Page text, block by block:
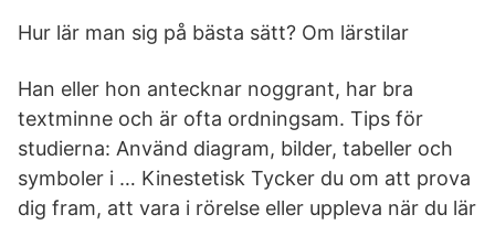
Hur lär man sig på bästa sätt? Om lärstilar
Han eller hon antecknar noggrant, har bra
textminne och är ofta ordningsam. Tips för
studierna: Använd diagram, bilder, tabeller och
symboler i … Kinestetisk Tycker du om att prova
dig fram, att vara i rörelse eller uppleva när du lär